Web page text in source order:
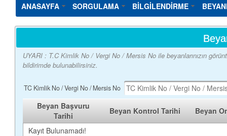
ANASAYFA SORGULAMA BİLGİLENDİRME
UYARI : T.C Kimlik No / Vergi No / Mersis No ile beyanlarınızın
bildirimde bulunabilirsiniz.
TC Kimlik No / Vergi No / Mersis No
Beyan Başvuru
Tarihi
Beyan Kontrol Tarihi
Beyan
Kayıt Bulunamadı!